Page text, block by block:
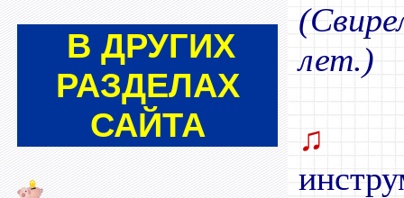
В ДРУГИХ
РАЗДЕЛАХ
САЙТА
лет.)
♫